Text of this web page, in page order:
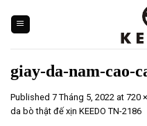
content
giay-da-nam-cao-
Published 7 Tháng 5, 2022 at 720
da bò thật đế xịn KEEDO TN-2186